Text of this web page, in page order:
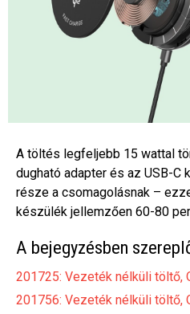
A töltés legfeljebb 15 wattal
dugható adapter és az USB-
része a csomagolásnak –
készülék jellemzően 60-80
A bejegyzésben
201725: Vezeték nélküli töltő,
201756: Vezeték nélküli töltő,